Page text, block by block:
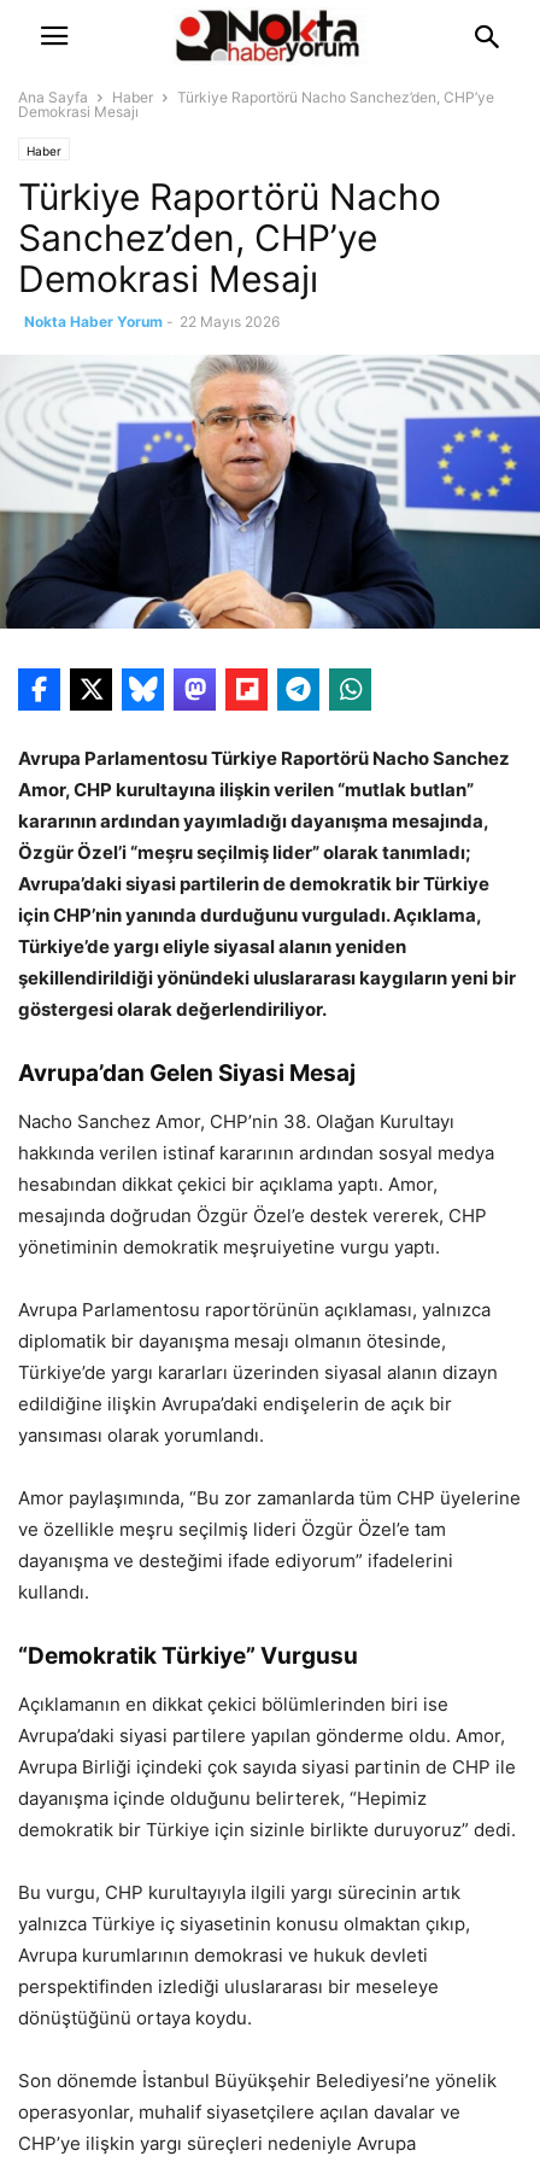
Ana Sayfa Haber
Türkiye Raportörü Nacho Sanchez’den, CHP’ye
Demokrasi Mesajı
Haber
Türkiye Raportörü Nacho
Sanchez’den, CHP’ye
Demokrasi Mesajı
Nokta Haber Yorum - 22 Mayıs 2026
Avrupa Parlamentosu Türkiye Raportörü Nacho Sanchez
Amor, CHP kurultayına ilişkin verilen “mutlak butlan”
kararının ardından yayımladığı dayanışma mesajında,
Özgür Özel’i “meşru seçilmiş lider” olarak tanımladı;
Avrupa’daki siyasi partilerin de demokratik bir Türkiye
için CHP’nin yanında durduğunu vurguladı. Açıklama,
Türkiye’de yargı eliyle siyasal alanın yeniden
şekillendirildiği yönündeki uluslararası kaygıların yeni bir
göstergesi olarak değerlendiriliyor.
Avrupa’dan Gelen Siyasi Mesaj
Nacho Sanchez Amor, CHP’nin 38. Olağan Kurultayı
hakkında verilen istinaf kararının ardından sosyal medya
hesabından dikkat çekici bir açıklama yaptı. Amor,
mesajında doğrudan Özgür Özel’e destek vererek, CHP
yönetiminin demokratik meşruiyetine vurgu yaptı.
Avrupa Parlamentosu raportörünün açıklaması, yalnızca
diplomatik bir dayanışma mesajı olmanın ötesinde,
Türkiye’de yargı kararları üzerinden siyasal alanın dizayn
edildiğine ilişkin Avrupa’daki endişelerin de açık bir
yansıması olarak yorumlandı.
Amor paylaşımında, “Bu zor zamanlarda tüm CHP üyelerine
ve özellikle meşru seçilmiş lideri Özgür Özel’e tam
dayanışma ve desteğimi ifade ediyorum” ifadelerini
kullandı.
“Demokratik Türkiye” Vurgusu
Açıklamanın en dikkat çekici bölümlerinden biri ise
Avrupa’daki siyasi partilere yapılan gönderme oldu. Amor,
Avrupa Birliği içindeki çok sayıda siyasi partinin de CHP ile
dayanışma içinde olduğunu belirterek, “Hepimiz
demokratik bir Türkiye için sizinle birlikte duruyoruz” dedi.
Bu vurgu, CHP kurultayıyla ilgili yargı sürecinin artık
yalnızca Türkiye iç siyasetinin konusu olmaktan çıkıp,
Avrupa kurumlarının demokrasi ve hukuk devleti
perspektifinden izlediği uluslararası bir meseleye
dönüştüğünü ortaya koydu.
Son dönemde İstanbul Büyükşehir Belediyesi’ne yönelik
operasyonlar, muhalif siyasetçilere açılan davalar ve
CHP’ye ilişkin yargı süreçleri nedeniyle Avrupa